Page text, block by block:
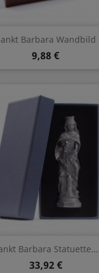
Barbara Wandbild
9,88 €
Vorschau
Barbara Statuette...
33,92 €
Vorschau